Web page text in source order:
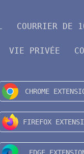
COURRIER DE
VIE PRIVÉE